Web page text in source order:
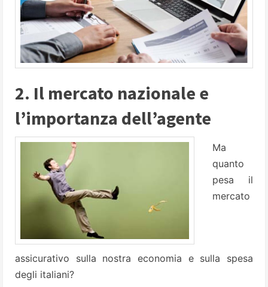
2. Il mercato nazionale e
l’importanza dell’agente
Ma
quanto
pesa il
mercato
assicurativo sulla nostra economia e sulla spesa
degli italiani?